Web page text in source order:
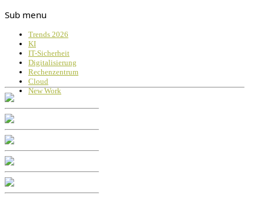
Sub menu
Trends 2026
KI
IT-Sicherheit
Digitalisierung
Rechenzentrum
Cloud
New Work